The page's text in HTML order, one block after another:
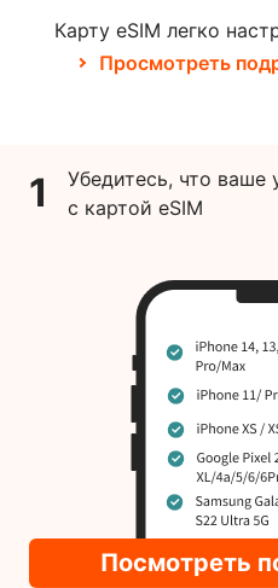
Карту eSIM легко
Просмотреть
1
Убедитесь, что ваше
с картой eSIM
Посмотреть